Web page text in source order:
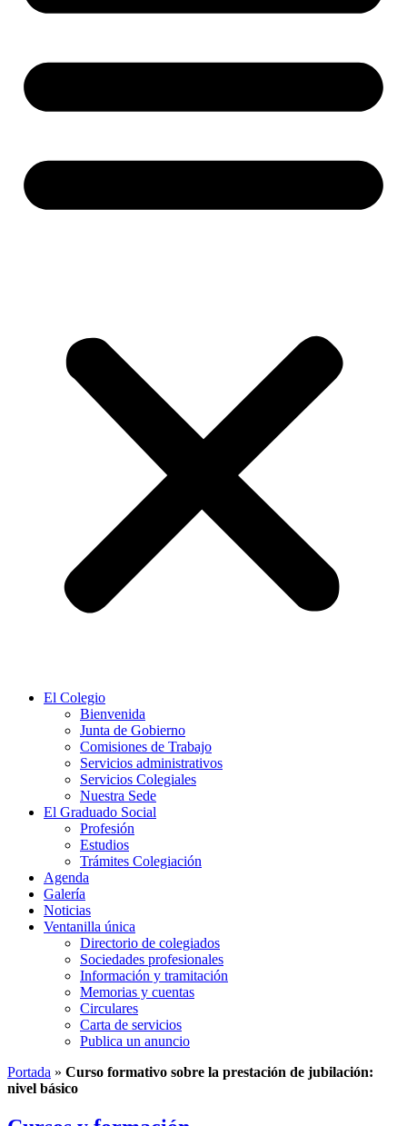
El Colegio
Bienvenida
Junta de Gobierno
Comisiones de Trabajo
Servicios administrativos
Servicios Colegiales
Nuestra Sede
El Graduado Social
Profesión
Estudios
Trámites Colegiación
Agenda
Galería
Noticias
Ventanilla única
Directorio de colegiados
Sociedades profesionales
Información y tramitación
Memorias y cuentas
Circulares
Carta de servicios
Publica un anuncio
Portada » Curso formativo sobre la prestación de jubilación:
nivel básico